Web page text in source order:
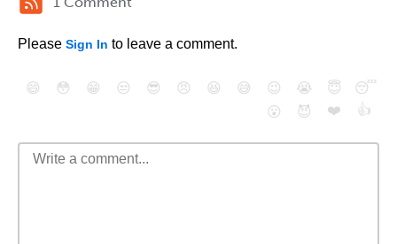
Please Sign In to leave a comment.
😄 😳 😁 😒 😎 😠 😆 😅 😉 😭 😇
😴
😮
😈 ❤️ 👍